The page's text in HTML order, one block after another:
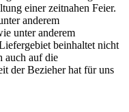
einer zeitnahen Feier.
anderem
unter anderem
beinhaltet nicht
auch auf die
der Bezieher hat für uns